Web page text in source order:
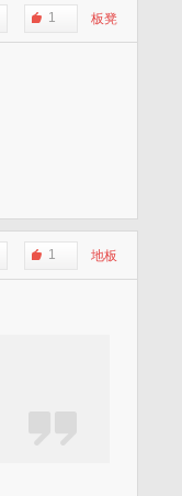
板凳
1
地板
1